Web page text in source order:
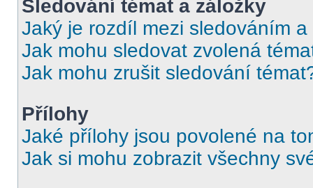
Sledování témat a záložky
Jaký je rozdíl mezi sledováním a
Jak mohu sledovat zvolená
Jak mohu zrušit sledování
Přílohy
Jaké přílohy jsou povolené na
Jak si mohu zobrazit všechny